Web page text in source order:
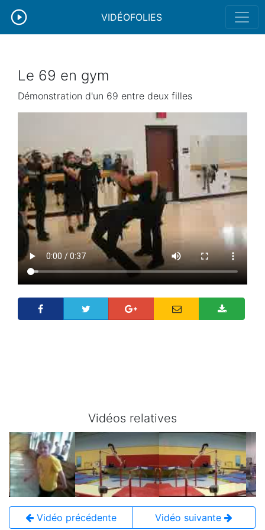
VIDÉOFOLIES
Le 69 en gym
Démonstration d'un 69 entre deux filles
Vidéos relatives
Vidéo précédente Vidéo suivante